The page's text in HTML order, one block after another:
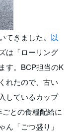
きました。 以
は「ローリング
す。BCP担当のK
れたので、古い
しているカップ
との食糧配給に
「ごつ盛り」